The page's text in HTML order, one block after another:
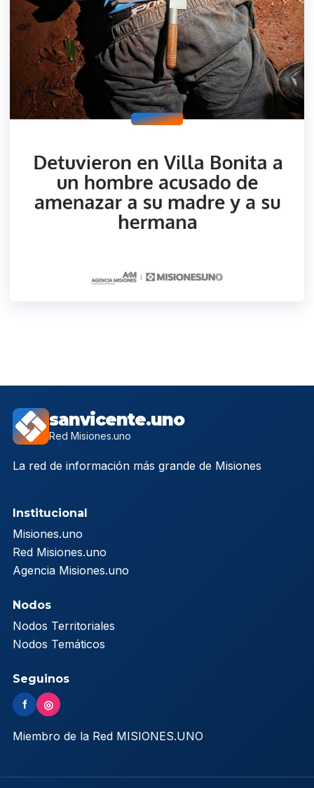
sanvicente.uno
Red Misiones.uno
La red de información más grande de Misiones
Institucional
Misiones.uno
Red Misiones.uno
Agencia Misiones.uno
Nodos
Nodos Territoriales
Nodos Temáticos
Seguinos
f ◎
Miembro de la Red MISIONES.UNO